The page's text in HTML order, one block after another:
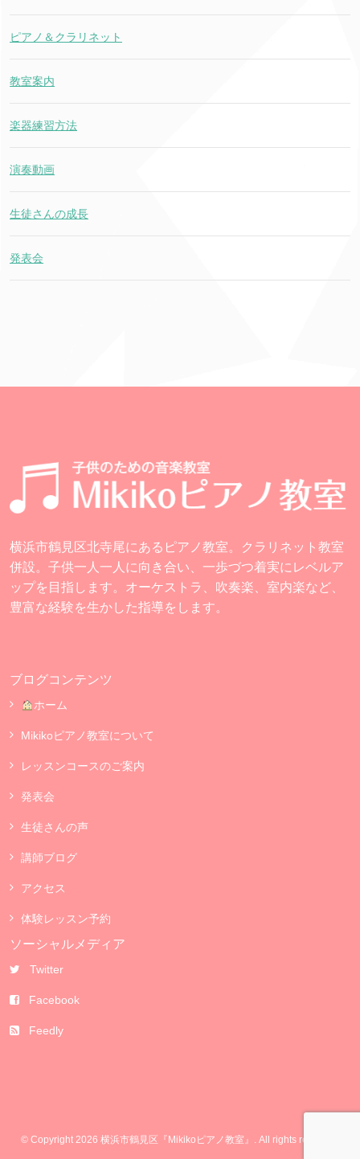
ピアノ＆クラリネット
教室案内
楽器練習方法
演奏動画
生徒さんの成長
発表会
横浜市鶴見区北寺尾にあるピアノ教室。クラリネット教室
併設。子供一人一人に向き合い、一歩づつ着実にレベルア
ップを目指します。オーケストラ、吹奏楽、室内楽など、
豊富な経験を生かした指導をします。
ブログコンテンツ
ホーム
Mikikoピアノ教室について
レッスンコースのご案内
発表会
生徒さんの声
講師ブログ
アクセス
体験レッスン予約
ソーシャルメディア
Twitter
Facebook
Feedly
© Copyright 2026 横浜市鶴見区『Mikikoピアノ教室』. All rights reserved.